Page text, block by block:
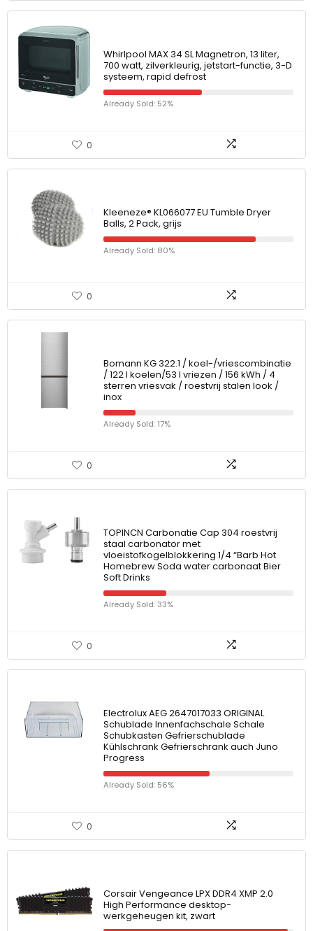
Whirlpool MAX 34 SL Magnetron, 13 liter,
700 watt, zilverkleurig, jetstart-functie, 3-D
systeem, rapid defrost
Already Sold: 52%
0
Kleeneze® KL066077 EU Tumble Dryer
Balls, 2 Pack, grijs
Already Sold: 80%
0
Bomann KG 322.1 / koel-/vriescombinatie
/ 122 l koelen/53 l vriezen / 156 kWh / 4
sterren vriesvak / roestvrij stalen look /
inox
Already Sold: 17%
0
TOPINCN Carbonatie Cap 304 roestvrij
staal carbonator met
vloeistofkogelblokkering 1/4 “Barb Hot
Homebrew Soda water carbonaat Bier
Soft Drinks
Already Sold: 33%
0
Electrolux AEG 2647017033 ORIGINAL
Schublade Innenfachschale Schale
Schubkasten Gefrierschublade
Kühlschrank Gefrierschrank auch Juno
Progress
Already Sold: 56%
0
Corsair Vengeance LPX DDR4 XMP 2.0
High Performance desktop-
werkgeheugen kit, zwart